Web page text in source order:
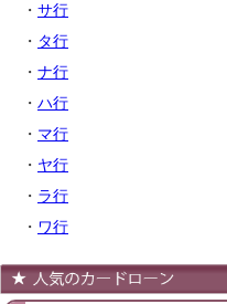
・ サ行
・ タ行
・ ナ行
・ ハ行
・ マ行
・ ヤ行
・ ラ行
・ ワ行